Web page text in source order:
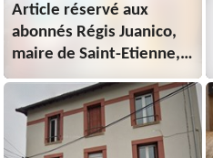
Article réservé aux
abonnés Régis Juanico,
maire de Saint-Etienne,
ne veut pas de McDo à
cet endroit : le géant
américain répond